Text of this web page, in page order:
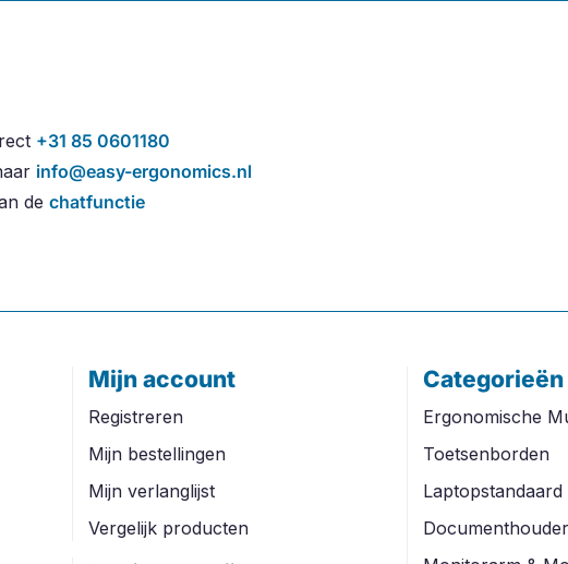
+31 85 0601180
info@easy-ergonomics.nl
de chatfunctie
Mijn account
Registreren
Mijn bestellingen
Mijn verlanglijst
Vergelijk producten
Categorieën
Ergonomische
Toetsenborden
Laptopstandaard
Documenthouder